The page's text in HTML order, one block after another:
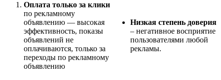
Оплата только за клики
по рекламному
объявлению — высокая
эффективность, показы
объявлений не
оплачиваются, только за
переходы по рекламному
объявлению
Низкая степень доверия
– негативное восприятие
пользователями любой
рекламы.